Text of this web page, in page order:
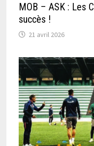
MOB – ASK : Les
succès !
21 avril 2026